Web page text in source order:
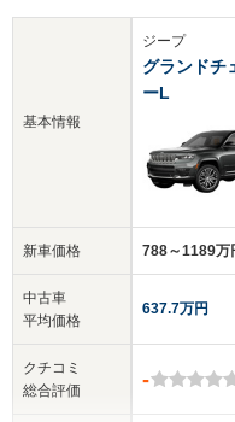
基本情報
新車価格
中古車
平均価格
クチコミ
総合評価
ジープ
グランドチ
ーL
788～1189万
637.7万円
-